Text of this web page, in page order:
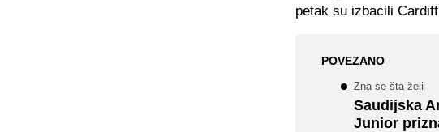
petak su izbacili
POVEZANO
Zna se šta želi
Saudijska
Junior